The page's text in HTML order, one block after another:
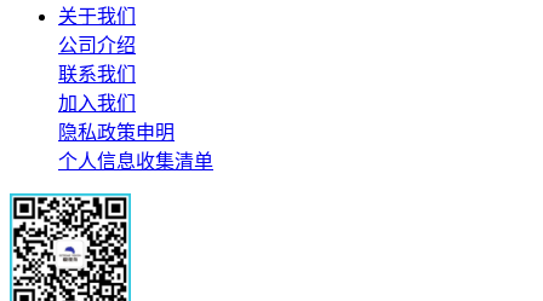
关于我们
公司介绍
联系我们
加入我们
隐私政策申明
个人信息收集清单